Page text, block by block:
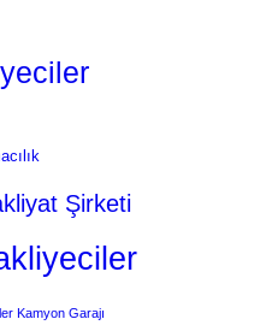
Şirketi
Kamyon Garajı